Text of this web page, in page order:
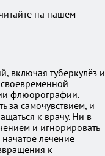
на нашем
включая туберкулёз и
флюорографии.
за самочувствием, и
к врачу. Ни в
и игнорировать
лечение
к